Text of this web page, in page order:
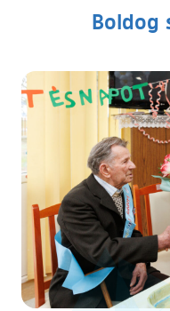
Boldog